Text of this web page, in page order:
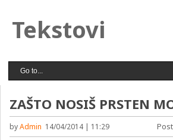
Tekstovi
ZAŠTO NOSIŠ PRSTEN
byAdmin 14/04/2014 | 11:29